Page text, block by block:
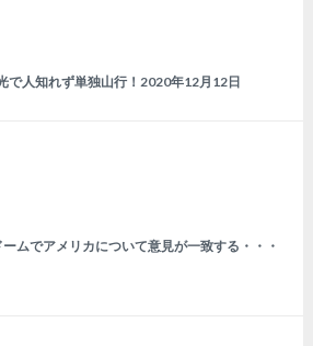
で人知れず単独山行！ 2020年12月12日
ムでアメリカについて意見が一致する・・・